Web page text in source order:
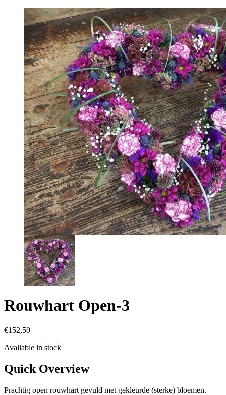
Rouwhart Open-3
€152,50
Available in stock
Quick Overview
Prachtig open rouwhart gevuld met gekleurde (sterke) bloemen.